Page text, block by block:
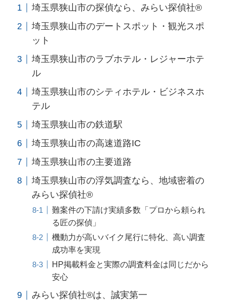
埼玉県狭山市の探偵なら、みらい探偵社®︎
埼玉県狭山市のデートスポット・観光スポ
ット
埼玉県狭山市のラブホテル・レジャーホテ
ル
埼玉県狭山市のシティホテル・ビジネスホ
テル
埼玉県狭山市の鉄道駅
埼玉県狭山市の高速道路IC
埼玉県狭山市の主要道路
埼玉県狭山市の浮気調査なら、地域密着の
みらい探偵社®︎
難案件の下請け実績多数「プロから頼られ
る匠の探偵」
機動力が高いバイク尾行に特化、高い調査
成功率を実現
HP掲載料金と実際の調査料金は同じだから
安心
みらい探偵社®︎は、誠実第一